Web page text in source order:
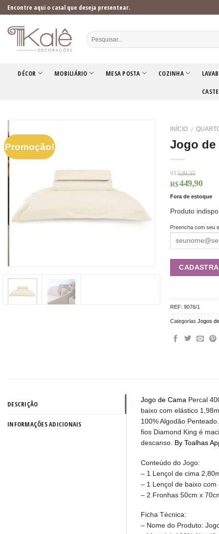
Skip
to
content
Encontre aqui o casal que deseja presentear.
DÉCOR MOBILIÁRIO MESA POSTA COZINHA
Promoção!
INÍCIO /
Jogo de
R$ 529,35
R$ 449,90
Fora de estoque
Produto
Preencha com seu
REF:9076/1
CategoriasJogos
DESCRIÇÃO
INFORMAÇÕES ADICIONAIS
Jogo de Cama Percal
baixo com elástico
100% Algodão
fios Diamond King é
descanso. By Toalhas
Conteúdo do Jogo:
– 1 Lençol de cima
– 1 Lençol de baixo
– 2 Fronhas 50cm x
Ficha Técnica:
– Nome do Produto: